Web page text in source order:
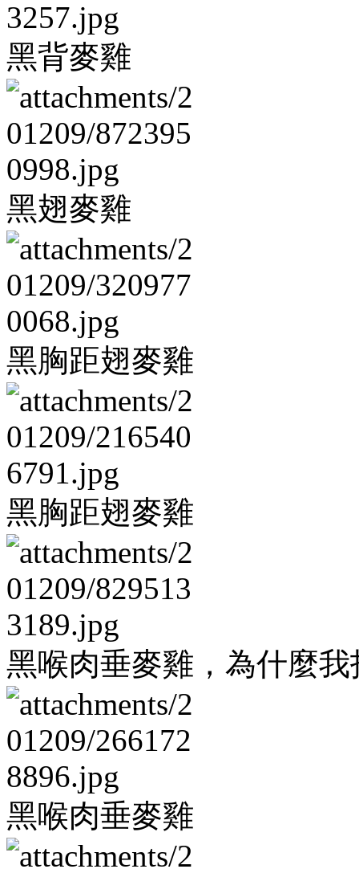
黑背麥雞
黑翅麥雞
黑胸距翅麥雞
黑胸距翅麥雞
黑喉肉垂麥雞，為什麼
黑喉肉垂麥雞